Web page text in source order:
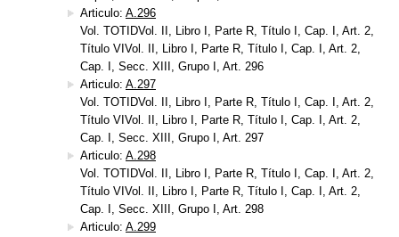
Articulo: A.296
Vol. TOTIDVol. II, Libro I, Parte R, Título I, Cap. I, Art. 2,
Título VIVol. II, Libro I, Parte R, Título I, Cap. I, Art. 2,
Cap. I, Secc. XIII, Grupo I, Art. 296
Articulo: A.297
Vol. TOTIDVol. II, Libro I, Parte R, Título I, Cap. I, Art. 2,
Título VIVol. II, Libro I, Parte R, Título I, Cap. I, Art. 2,
Cap. I, Secc. XIII, Grupo I, Art. 297
Articulo: A.298
Vol. TOTIDVol. II, Libro I, Parte R, Título I, Cap. I, Art. 2,
Título VIVol. II, Libro I, Parte R, Título I, Cap. I, Art. 2,
Cap. I, Secc. XIII, Grupo I, Art. 298
Articulo: A.299